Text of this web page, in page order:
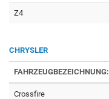
Z4
CHRYSLER
FAHRZEUGBEZEICHNUNG:
Crossfire